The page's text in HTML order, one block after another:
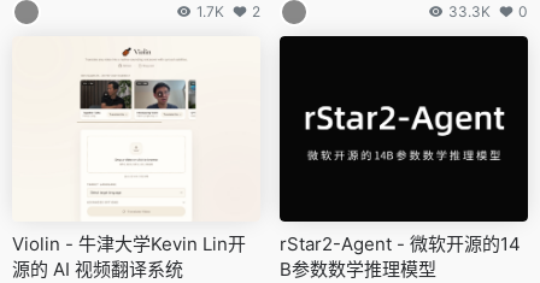
1.7K 2 33.3K 0
Violin - 牛津大学Kevin Lin开
源的 AI 视频翻译系统
rStar2-Agent - 微软开源的14
B参数数学推理模型